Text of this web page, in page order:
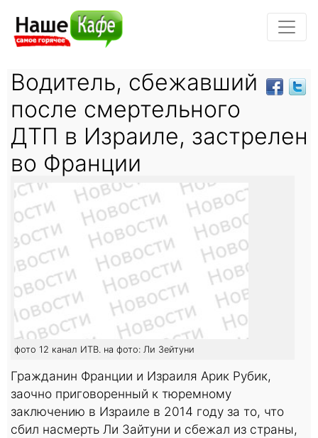
Водитель, сбежавший
после смертельного
ДТП в Израиле, застрелен
во Франции
фото 12 канал ИТВ. на фото: Ли Зейтуни
Гражданин Франции и Израиля Арик Рубик,
заочно приговоренный к тюремному
заключению в Израиле в 2014 году за то, что
сбил насмерть Ли Зайтуни и сбежал из страны,